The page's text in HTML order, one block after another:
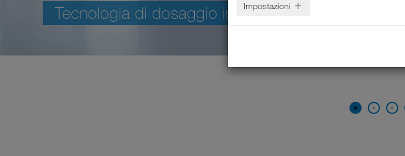
Tecnologia di dosaggio intelligente per robot pulitori
Impostazioni